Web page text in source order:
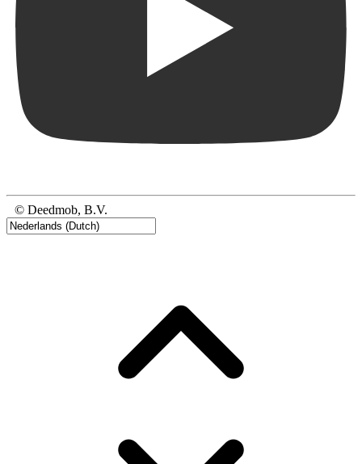
© Deedmob, B.V.